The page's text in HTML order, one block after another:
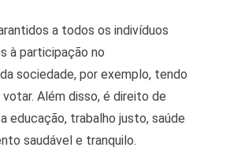
a todos os indivíduos
à participação no
sociedade, por exemplo, tendo
Além disso, é direito de
educação, trabalho justo, saúde
saudável e tranquilo.